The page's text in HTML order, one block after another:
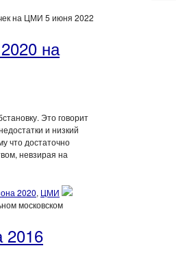
на ЦМИ 5 июня 2022
на
Это говорит
и низкий
что достаточно
невзирая на
2020, ЦМИ
московском
2016